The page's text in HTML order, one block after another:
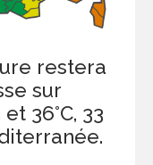
restera
sur
36°C, 33